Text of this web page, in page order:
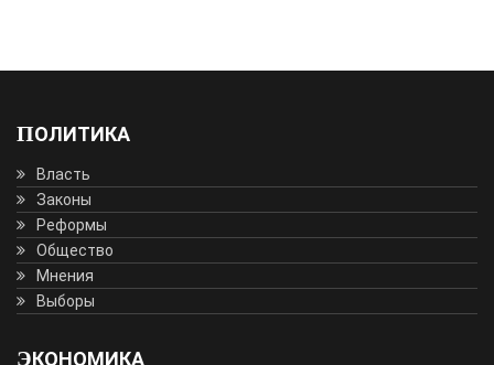
ПОЛИТИКА
Власть
Законы
Реформы
Общество
Мнения
Выборы
ЭКОНОМИКА